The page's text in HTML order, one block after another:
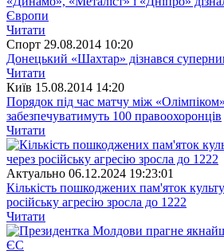
Європи
Читати
Спорт 29.08.2014 10:20
Донецький «Шахтар» дізнався
Читати
Київ 15.08.2014 14:20
Порядок під час матчу між
забезпечуватимуть 100 правоохоронців
Читати
Актуально 06.12.2024 19:23:01
Кількість пошкоджених пам'яток
російську агресію зросла до 1222
Читати